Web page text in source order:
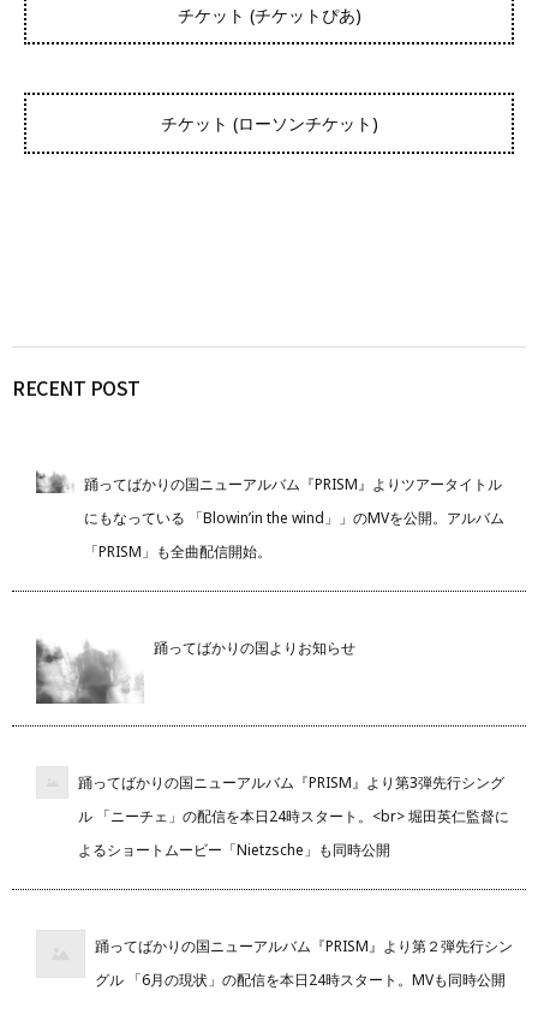
チケット (チケットぴあ)
チケット (ローソンチケット)
RECENT POST
踊ってばかりの国ニューアルバム『PRISM』よりツアータイトル
にもなっている 「Blowin’in the wind」」のMVを公開。アルバム
「PRISM」も全曲配信開始。
踊ってばかりの国よりお知らせ
踊ってばかりの国ニューアルバム『PRISM』より第3弾先行シング
ル 「ニーチェ」の配信を本日24時スタート。<br> 堀田英仁監督に
よるショートムービー「Nietzsche」も同時公開
踊ってばかりの国ニューアルバム『PRISM』より第２弾先行シン
グル 「6月の現状」の配信を本日24時スタート。MVも同時公開